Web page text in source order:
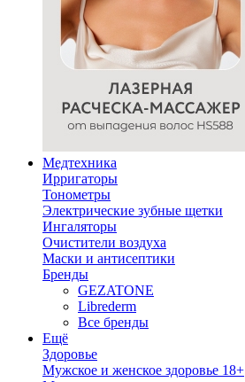
Медтехника
Ирригаторы
Тонометры
Электрические зубные щетки
Ингаляторы
Очистители воздуха
Маски и антисептики
Бренды
GEZATONE
Librederm
Все бренды
Ещё
Здоровье
Мужское и женское здоровье 18+